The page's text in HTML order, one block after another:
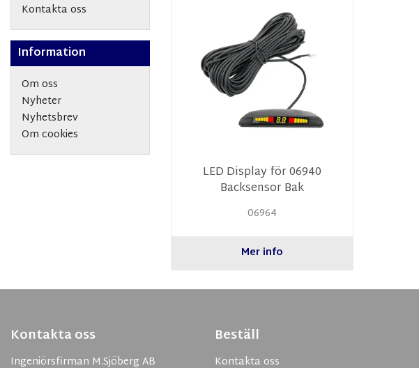
Kontakta oss
Information
Om oss
Nyheter
Nyhetsbrev
Om cookies
LED Display för 06940
Backsensor Bak
06964
Mer info
Kontakta oss
Ingeniörsfirman M.Sjöberg AB
Beställ
Kontakta oss